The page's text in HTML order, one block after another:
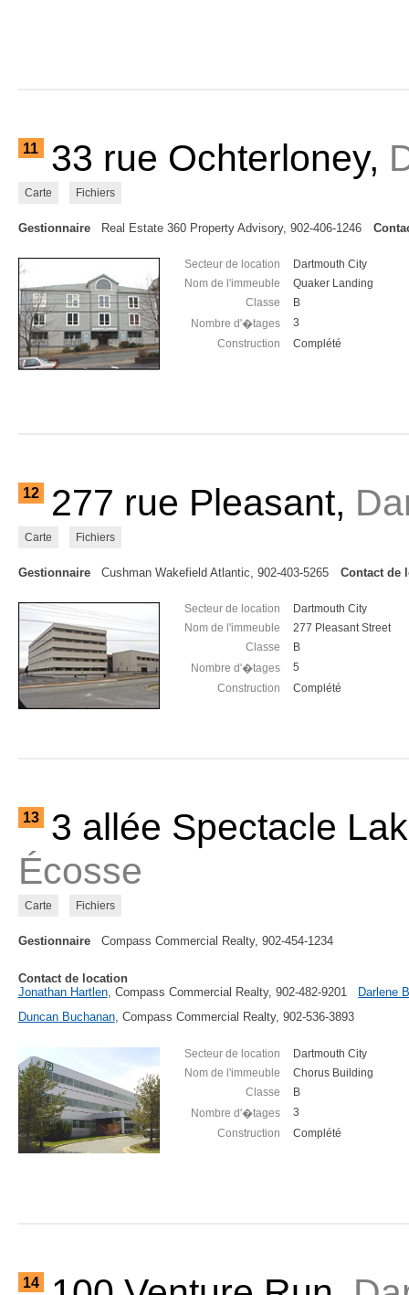
11 33 rue Ochterloney,
Carte Fichiers
Gestionnaire Real Estate 360 Property Advisory, 902-406-1246
Secteur de location
Dartmouth City
Nom de l'immeuble
Quaker Landing
Classe
B
Nombre d'�tages
3
Construction
Complété
12 277 rue Pleasant,
Carte Fichiers
Gestionnaire Cushman Wakefield Atlantic, 902-403-5265 Contact de
Secteur de location
Dartmouth City
Nom de l'immeuble
277 Pleasant Street
Classe
B
Nombre d'�tages
5
Construction
Complété
13
3 allée Spectacle
Écosse
Carte Fichiers
Gestionnaire Compass Commercial Realty, 902-454-1234
Contact de location
Jonathan Hartlen, Compass Commercial Realty, 902-482-9201
Darlene
Duncan Buchanan, Compass Commercial Realty, 902-536-3893
Secteur de location
Dartmouth City
Nom de l'immeuble
Chorus Building
Classe
B
Nombre d'�tages
3
Construction
Complété
14